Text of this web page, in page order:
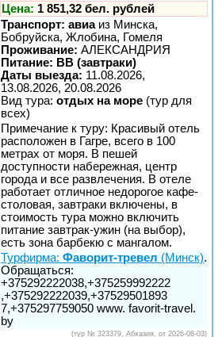
Цена: 1 851,32 бел. рублей
Транспорт: авиаиз Минска,
Бобруйска, Жлобина, Гомеля
Проживание: АЛЕКСАНДРИЯ
Питание: BB (завтраки)
Даты выезда: 11.08.2026,
13.08.2026, 20.08.2026
Вид тура: отдых на море (тур для
всех)
Примечание к туру: Красивый отель
расположен в Гагре, всего в 100
метрах от моря. В пешей
доступности набережная, центр
города и все развлечения. В отеле
работает отличное недорогое кафе-
столовая, завтраки включены, в
стоимость тура можно включить
питание завтрак-ужин (на выбор),
есть зона барбекю с мангалом.
Турфирма: Фаворит-тревел (Минск).
Обращаться:
+375292222038,+375259992222
,+375292222039,+37529501893
7,+375297759050 www. favorit-travel.
by
(тур № 323379, Абхазия, от 2026-08-03)